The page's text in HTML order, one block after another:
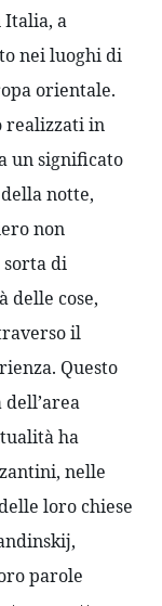
Italia, a
nei luoghi di
orientale.
realizzati in
un significato
notte,
non
sorta di
delle cose,
il
Questo
ha
nelle
loro chiese
parole